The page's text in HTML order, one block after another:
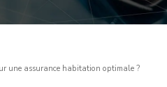
une assurance habitation optimale ?